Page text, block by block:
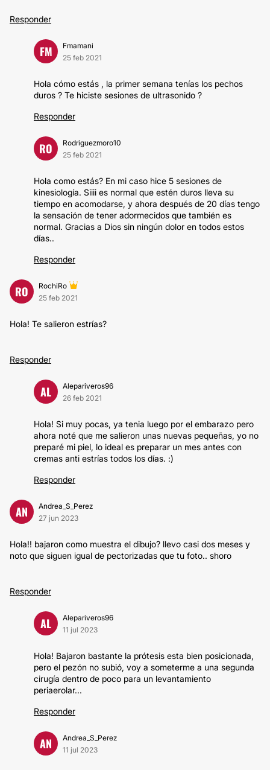
Responder
FM
Fmamani
25 feb 2021
Hola cómo estás , la primer semana tenías los pechos
duros ? Te hiciste sesiones de ultrasonido ?
Responder
RO
Rodriguezmoro10
25 feb 2021
Hola como estás? En mi caso hice 5 sesiones de
kinesiología. Siiii es normal que estén duros lleva su
tiempo en acomodarse, y ahora después de 20 días tengo
la sensación de tener adormecidos que también es
normal. Gracias a Dios sin ningún dolor en todos estos
días..
Responder
RO
RochiRo
25 feb 2021
Hola! Te salieron estrías?
Responder
AL
Alepariveros96
26 feb 2021
Hola! Si muy pocas, ya tenia luego por el embarazo pero
ahora noté que me salieron unas nuevas pequeñas, yo no
preparé mi piel, lo ideal es preparar un mes antes con
cremas anti estrías todos los días. :)
Responder
AN
Andrea_S_Perez
27 jun 2023
Hola!! bajaron como muestra el dibujo? llevo casi dos meses y
noto que siguen igual de pectorizadas que tu foto.. shoro
Responder
AL
Alepariveros96
11 jul 2023
Hola! Bajaron bastante la prótesis esta bien posicionada,
pero el pezón no subió, voy a someterme a una segunda
cirugía dentro de poco para un levantamiento
periaerolar...
Responder
AN
Andrea_S_Perez
11 jul 2023